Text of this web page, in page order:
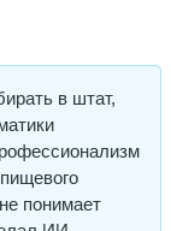
в штат,
понимает